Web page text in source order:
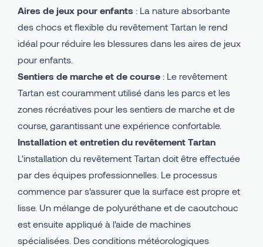
Aires de jeux pour enfants : La nature absorbante
des chocs et flexible du revêtement Tartan le rend
idéal pour réduire les blessures dans les aires de jeux
pour enfants.
Sentiers de marche et de course : Le revêtement
Tartan est couramment utilisé dans les parcs et les
zones récréatives pour les sentiers de marche et de
course, garantissant une expérience confortable.
Installation et entretien du revêtement Tartan
L'installation du revêtement Tartan doit être effectuée
par des équipes professionnelles. Le processus
commence par s'assurer que la surface est propre et
lisse. Un mélange de polyuréthane et de caoutchouc
est ensuite appliqué à l'aide de machines
spécialisées. Des conditions météorologiques